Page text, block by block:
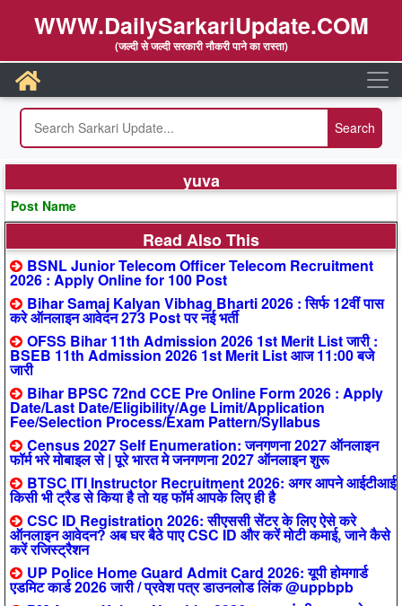
WWW.DailySarkariUpdate.COM
(जल्दी से जल्दी सरकारी नौकरी पाने का रास्ता)
yuva
Post Name
Read Also This
BSNL Junior Telecom Officer Telecom Recruitment
2026 : Apply Online for 100 Post
Bihar Samaj Kalyan Vibhag Bharti 2026 : सिर्फ 12वीं पास
करे ऑनलाइन आवेदन 273 Post पर नई भर्ती
OFSS Bihar 11th Admission 2026 1st Merit List जारी :
BSEB 11th Admission 2026 1st Merit List आज 11:00 बजे
जारी
Bihar BPSC 72nd CCE Pre Online Form 2026 : Apply
Date/Last Date/Eligibility/Age Limit/Application
Fee/Selection Process/Exam Pattern/Syllabus
Census 2027 Self Enumeration: जनगणना 2027 ऑनलाइन
फॉर्म भरे मोबाइल से | पूरे भारत मे जनगणना 2027 ऑनलाइन शुरू
BTSC ITI Instructor Recruitment 2026: अगर आपने आईटीआई
किसी भी ट्रैड से किया है तो यह फॉर्म आपके लिए ही है
CSC ID Registration 2026: सीएससी सेंटर के लिए ऐसे करे
ऑनलाइन आवेदन? अब घर बैठे पाए CSC ID और करें मोटी कमाई, जाने कैसे
करें रजिस्ट्रैशन
UP Police Home Guard Admit Card 2026: यूपी होमगार्ड
एडमिट कार्ड 2026 जारी / प्रवेश पत्र डाउनलोड लिंक @uppbpb